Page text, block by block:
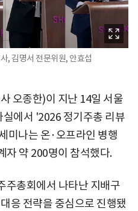
, 김명서 전문위원, 안효섭
오종한)이 지난 14일 서울
에서 '2026 정기주총 리뷰
미나는 온·오프라인 병행
자 약 200명이 참석했다.
주총회에서 나타난 지배구
응 전략을 중심으로 진행됐